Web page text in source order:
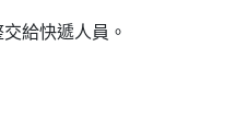
給快遞人員。